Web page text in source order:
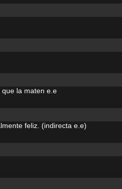
que la maten e.e
feliz. (indirecta e.e)